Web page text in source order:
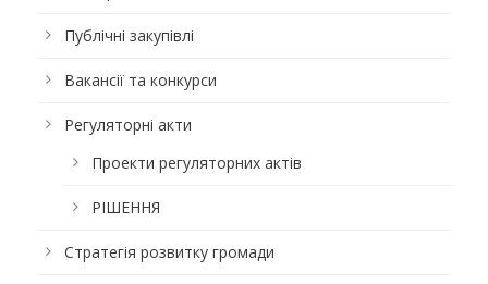
Публічні закупівлі
Вакансії та конкурси
Регуляторні акти
Проекти регуляторних актів
РІШЕННЯ
Стратегія розвитку громади